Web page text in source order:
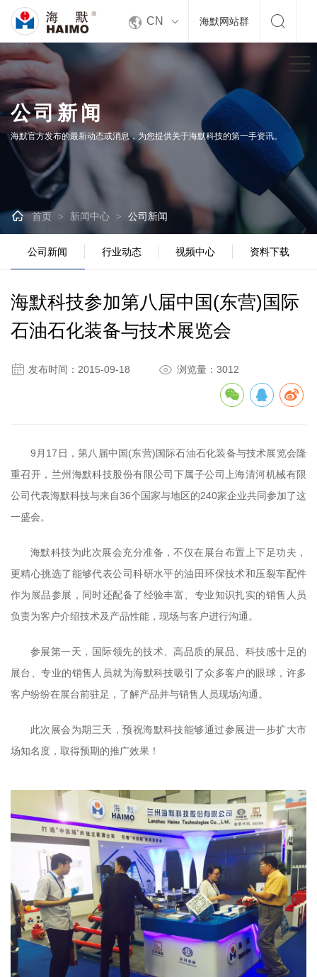
 CN 海默网站群 
公司新闻
海默官方发布的最新动态或消息，为您提供关于海默科技的第一手资讯。
 首页 > 新闻中心 > 公司新闻
公司新闻 行业动态 视频中心 资料下载
海默科技参加第八届中国(东营)国际
石油石化装备与技术展览会
 发布时间：2015-09-18  浏览量：3012
9月17日，第八届中国(东营)国际石油石化装备与技术展览会隆
重召开，兰州海默科技股份有限公司下属子公司上海清河机械有限
公司代表海默科技与来自36个国家与地区的240家企业共同参加了这
一盛会。
海默科技为此次展会充分准备，不仅在展台布置上下足功夫，
更精心挑选了能够代表公司科研水平的油田环保技术和压裂车配件
作为展品参展，同时还配备了经验丰富、专业知识扎实的销售人员
负责为客户介绍技术及产品性能，现场与客户进行沟通。
参展第一天，国际领先的技术、高品质的展品、科技感十足的
展台、专业的销售人员就为海默科技吸引了众多客户的眼球，许多
客户纷纷在展台前驻足，了解产品并与销售人员现场沟通。
此次展会为期三天，预祝海默科技能够通过参展进一步扩大市
场知名度，取得预期的推广效果！